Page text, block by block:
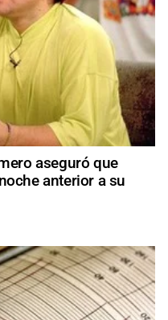
aseguró que
anterior a su